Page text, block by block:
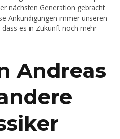
nächsten Generation gebracht
Ankündigungen immer unseren
dass es in Zukunft noch mehr
Andreas